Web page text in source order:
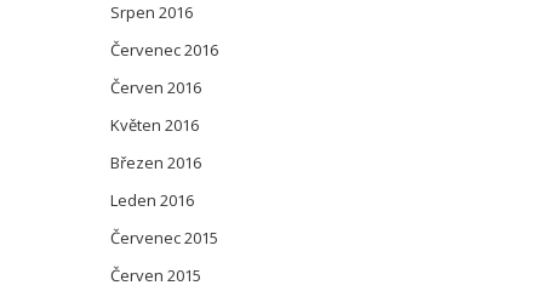
Srpen 2016
Červenec 2016
Červen 2016
Květen 2016
Březen 2016
Leden 2016
Červenec 2015
Červen 2015